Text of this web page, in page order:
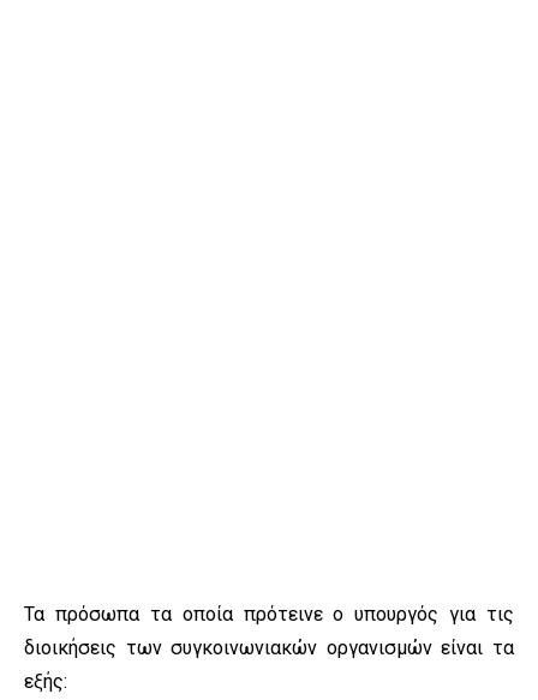
Τα πρόσωπα τα οποία πρότεινε ο υπουργός για τις
διοικήσεις των συγκοινωνιακών οργανισμών είναι τα
εξής: